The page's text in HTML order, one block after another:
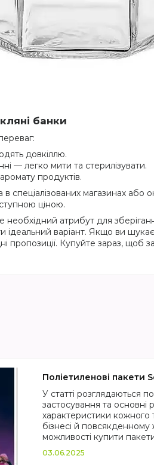
банки
довкіллю.
— легко мити та стерилізувати.
продуктів.
спеціалізованих магазинах або
ціною.
необхідний атрибут для
варіант. Якщо ви
пропозиції. Купуйте зараз, щоб
Поліетиленові пакети
У статті розглядаються
застосування та основні
характеристики кожного
бізнесі й повсякденному
можливості купити
03.06.2025